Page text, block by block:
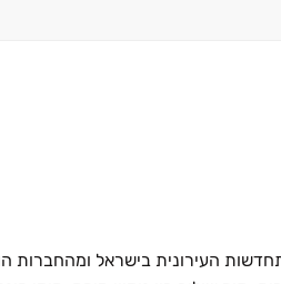
העירונית בישראל ומהחברות